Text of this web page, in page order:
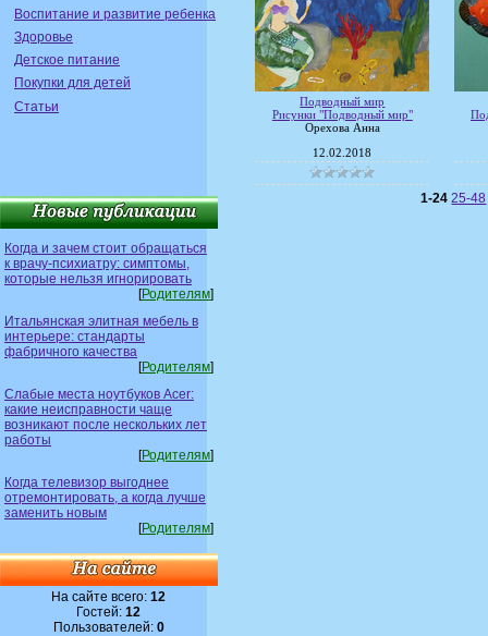
Воспитание и развитие ребенка
Здоровье
Детское питание
Покупки для детей
Статьи
Когда и зачем стоит обращаться
к врачу-психиатру: симптомы,
которые нельзя игнорировать
[Родителям]
Итальянская элитная мебель в
интерьере: стандарты
фабричного качества
[Родителям]
Слабые места ноутбуков Acer:
какие неисправности чаще
возникают после нескольких лет
работы
[Родителям]
Когда телевизор выгоднее
отремонтировать, а когда лучше
заменить новым
[Родителям]
На сайте всего:12
Гостей:12
Пользователей: 0
Подводный мир
Рисунки "Подводный мир"
Орехова Анна
12.02.2018
1-24 25-48